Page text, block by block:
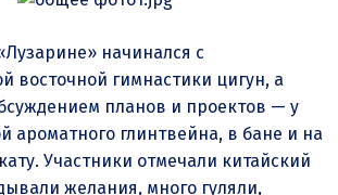
начинался с
восточной гимнастики цигун, а
планов и проектов — у
ароматного глинтвейна, в бане и на
Участники отмечали китайский
желания, много гуляли,